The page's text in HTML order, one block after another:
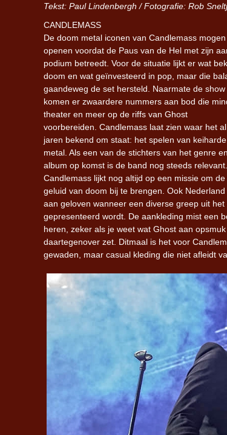
Tekst: Paul Lindenbergh / Fotografie: Rob
CANDLEMASS
De doom metal iconen van Candlemass
openen voordat de Paus van de Hel met zijn
podium betreedt. Voor de situatie lijkt er wat
doom en wat geïnvesteerd in pop, maar die
gaandeweg de set hersteld. Naarmate de show
komen er zwaardere nummers aan bod die
theater en meer op de riffs van Ghost
voorbereiden. Candlemass laat zien waar het
jaren bekend om staat: het spelen van
metal. Als een van de stichters van het genre
album op komst is de band nog steeds relevant.
Candlemass lijkt nog altijd op een missie om
geluid van doom bij te brengen. Ook
aan geloven wanneer een diverse greep uit het
gepresenteerd wordt. De aankleding mist een
heren, zeker als je weet wat Ghost aan opsmuk
daartegenover zet. Ditmaal is het voor
gewaden, maar casual kleding die niet afleidt